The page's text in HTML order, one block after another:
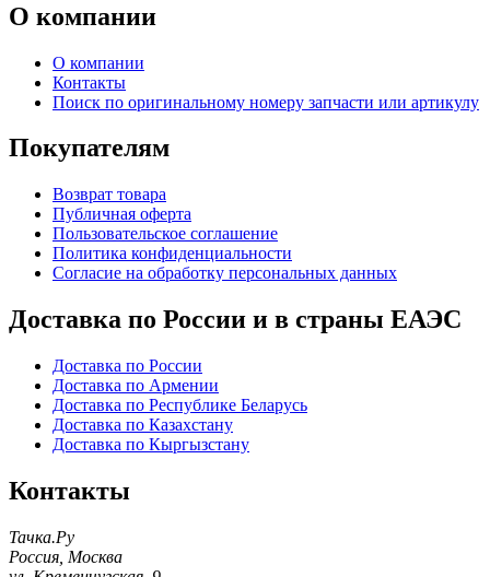
О компании
О компании
Контакты
Поиск по оригинальному номеру запчасти или артикулу
Покупателям
Возврат товара
Публичная оферта
Пользовательское соглашение
Политика конфиденциальности
Согласие на обработку персональных данных
Доставка по России и в страны ЕАЭС
Доставка по России
Доставка по Армении
Доставка по Республике Беларусь
Доставка по Казахстану
Доставка по Кыргызстану
Контакты
Тачка.Ру
Россия Москва